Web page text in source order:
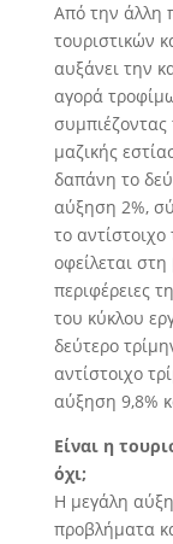
Από την άλλη
τουριστικών
αυξάνει την
αγορά
συμπιέζοντας
μαζικής
δαπάνη το
αύξηση 2%,
το
οφείλεται
περιφέρειες
του κύκλου
δεύτερο
αντίστοιχο
αύξηση 9,8%
Είναι η
όχι;
Η μεγάλη
προβλήματα